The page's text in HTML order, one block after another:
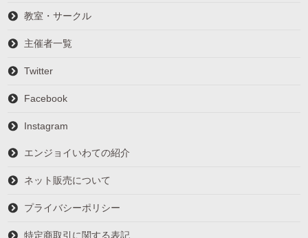
教室・サークル
主催者一覧
Twitter
Facebook
Instagram
エンジョイいわての紹介
ネット販売について
プライバシーポリシー
特定商取引に関する表記